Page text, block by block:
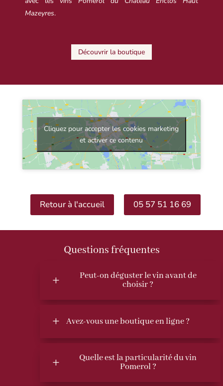
Mazeyres.
Découvrir la boutique
Cliquez pour accepter les cookies marketing
et activer ce contenu
Retour à l'accueil 05 57 51 16 69
Questions fréquentes
L
Peut-on déguster le vin avant de
choisir ?
L Avez-vous une boutique en ligne ?
L
Quelle est la particularité du vin
Pomerol ?